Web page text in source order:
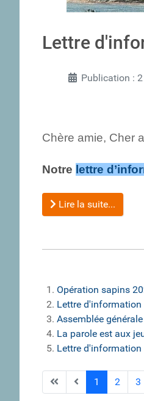
Lettre
Publication :
Chère amie, Cher
Notre lettre
Lire la suite...
Opération sapins
Lettre d'information
Assemblée
La parole est aux
Lettre d'information
1 2 3